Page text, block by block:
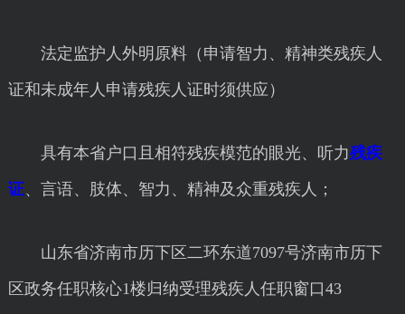
法定监护人外明原料（申请智力、精神类残疾人
证和未成年人申请残疾人证时须供应）
具有本省户口且相符残疾模范的眼光、听力残疾
证、言语、肢体、智力、精神及众重残疾人；
山东省济南市历下区二环东道7097号济南市历下
区政务任职核心1楼归纳受理残疾人任职窗口43